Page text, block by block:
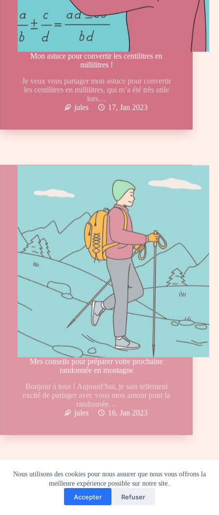
Nous utilisons des cookies pour nous assurer que nous vous offrons la
meilleure expérience possible sur notre site.
Accepter Refuser
Mon astuce pour convertir les centilitres en
millilitres !
Je veux vous partager mon astuce pour convertir
les centilitres en millilitres, qui m’a été très utile
lors…
jules
17, Jan 2023
Mes conseils pour préparer votre prochaine
randonnée en montagne
Bonjour à tous ! Aujourd’hui, je suis tellement
randonnée…
jules
16, Jan 2023